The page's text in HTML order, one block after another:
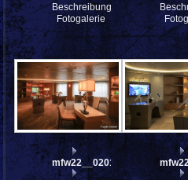
Beschreibung:
Fotogalerie
mfw22__0201408